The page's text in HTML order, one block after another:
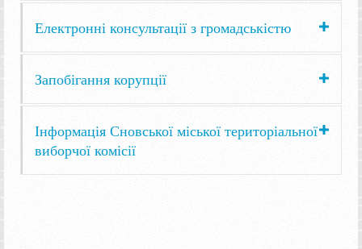
Електронні консультації з громадськістю
Запобігання корупції
Інформація Сновської міської територіальної
виборчої комісії